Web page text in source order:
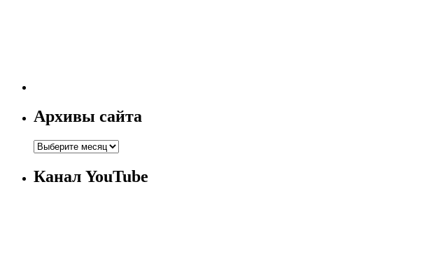
Архивы сайта
Канал YouTube